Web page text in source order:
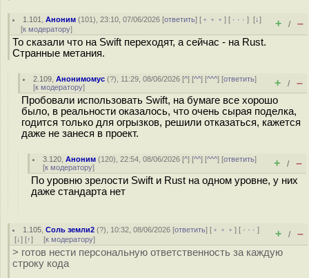
1.101 ,Аноним (101), 23:10, 07/06/2026 [ответить] [ ﹢﹢﹢] [ · · ·][↓]
[к модератору] + / –
То сказали что на Swift переходят, а сейчас - на Rust.
Странные метания.
2.109 ,Анонимомус (?), 11:29, 08/06/2026 [^] [^^] [^^^] [ответить]
[к модератору] + / –
Пробовали использовать Swift, на бумаге все хорошо
было, в реальности оказалось, что очень сырая поделка,
годится только для огрызков, решили отказаться, кажется
даже не занеся в проект.
3.120 ,Аноним (120), 22:54, 08/06/2026 [^] [^^] [^^^] [ответить]
[к модератору] + / –
По уровню зрелости Swift и Rust на одном уровне, у них
даже стандарта нет
1.105 ,Соль земли2 (?), 10:32, 08/06/2026 [ответить] [ ﹢﹢﹢] [ · · ·]
[↓] [↑] [к модератору] + / –
> готов нести персональную ответственность за каждую
строку кода